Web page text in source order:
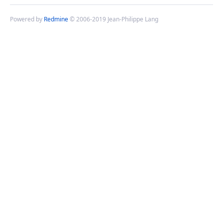
Powered by Redmine© 2006-2019 Jean-Philippe Lang